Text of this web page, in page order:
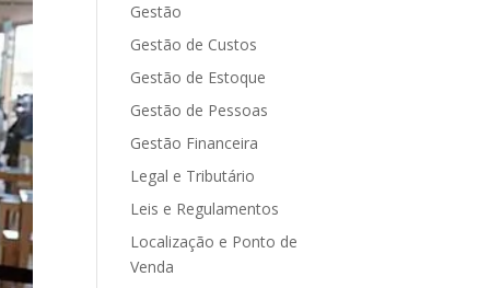
Gestão
Gestão de Custos
Gestão de Estoque
Gestão de Pessoas
Gestão Financeira
Legal e Tributário
Leis e Regulamentos
Localização e Ponto de
Venda